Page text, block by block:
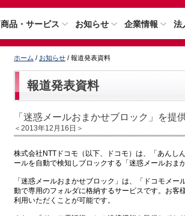
商品・サービス お知らせ 企業情報 法
ホーム / お知らせ / 報道発表資料
報道発表資料
「迷惑メールおまかせブロック」を提
＜2013年12月16日＞
株式会社NTTドコモ（以下、ドコモ）は、「あんし
ールを自動で検知しブロックする「迷惑メールお
「迷惑メールおまかせブロック」は、「ドコモメー
動で専用のフォルダに格納するサービスです。お客
利用いただくことが可能です。